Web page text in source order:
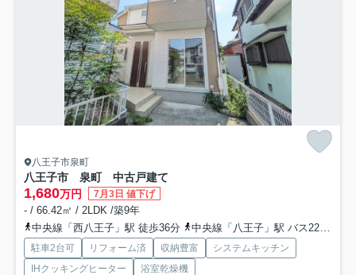
八王子市泉町
八王子市 泉町 中古戸建て
1,680万円 7月3日 値下げ
- / 66.42㎡ / 2LDK /築9年
中央線「西八王子」駅 徒歩36分
中央線「八王子」駅 バス22分 西東京バス「叶谷」 停歩11分
駐車2台可 リフォーム済 収納豊富
システムキッチン
IHクッキングヒーター
浴室乾燥機